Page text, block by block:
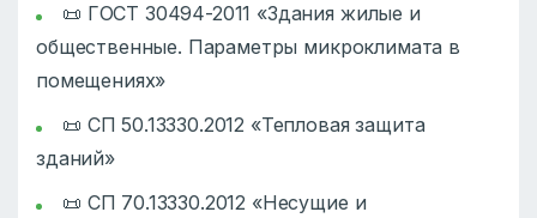
📜 ГОСТ 30494-2011 «Здания жилые и
общественные. Параметры микроклимата в
помещениях»
📜 СП 50.13330.2012 «Тепловая защита
зданий»
📜 СП 70.13330.2012 «Несущие и